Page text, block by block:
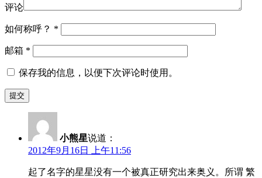
评论
如何称呼？ *
邮箱 *
保存我的信息，以便下次评论时使用。
小熊星说道：
2012年9月16日 上午11:56
起了名字的星星没有一个被真正研究出来奥义。所谓 繁